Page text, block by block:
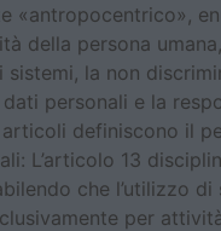
«antropocentrico»,
della persona
sistemi, la non
personali e la
definiscono il
L’articolo 13
che l’utilizzo di
per